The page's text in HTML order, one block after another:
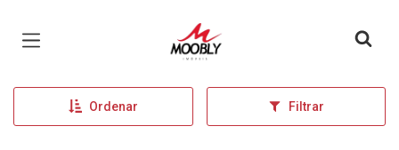
Página inicial
Ordenar Filtrar